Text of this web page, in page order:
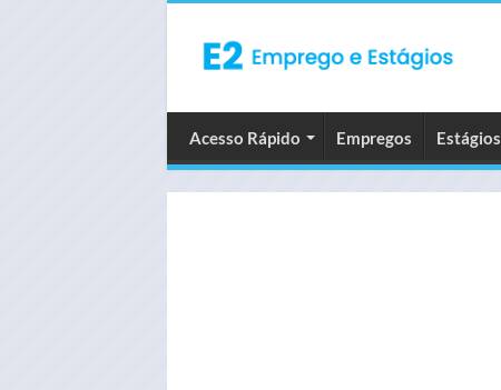
Acesso Rápido Empregos Estágios